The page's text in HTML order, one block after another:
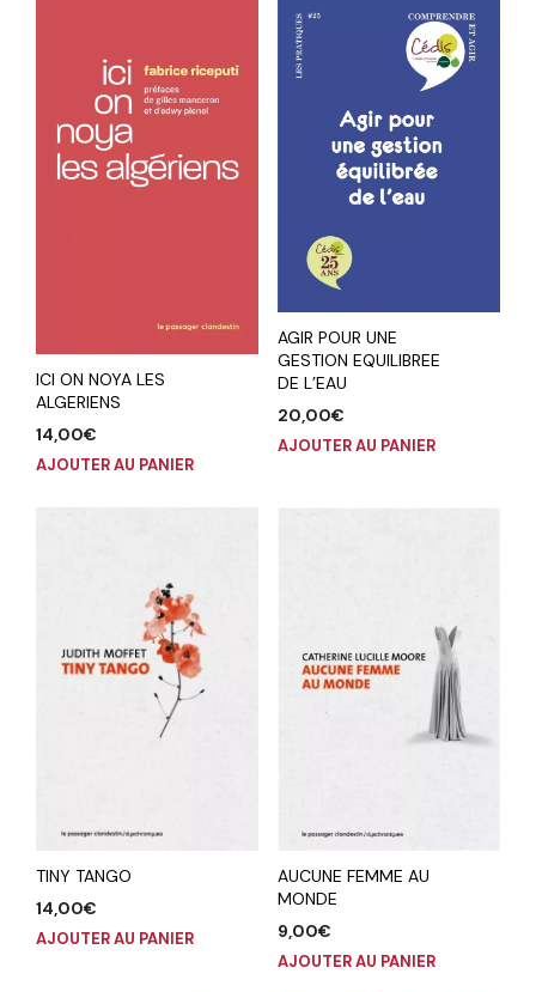
ICI ON NOYA LES
ALGERIENS
14,00€
AJOUTER AU PANIER
AGIR POUR UNE
GESTION EQUILIBREE
DE L’EAU
20,00€
AJOUTER AU PANIER
TINY TANGO
14,00€
AJOUTER AU PANIER
AUCUNE FEMME AU
MONDE
9,00€
AJOUTER AU PANIER